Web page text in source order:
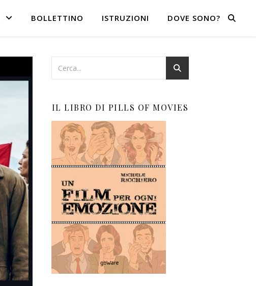
BOLLETTINO ISTRUZIONI DOVE SONO?
IL LIBRO DI PILLS OF MOVIES